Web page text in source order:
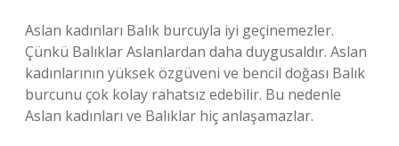
Aslan kadınları Balık burcuyla iyi geçinemezler.
Çünkü Balıklar Aslanlardan daha duygusaldır. Aslan
kadınlarının yüksek özgüveni ve bencil doğası Balık
burcunu çok kolay rahatsız edebilir. Bu nedenle
Aslan kadınları ve Balıklar hiç anlaşamazlar.